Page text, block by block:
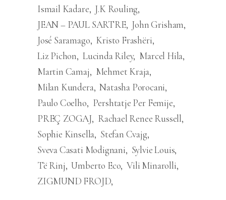
Ismail Kadare J.K Rouling
JEAN – PAUL SARTRE John Grisham
José Saramago Kristo Frashëri
Liz Pichon Lucinda Riley Marcel Hila
Martin Camaj
Mehmet Kraja
Milan Kundera Natasha Porocani
Paulo Coelho
Pershtatje Per Femije
PREÇ ZOGAJ
Rachael Renee Russell
Sophie Kinsella Stefan Cvajg
Sveva Casati Modignani
Sylvie Louis
Të Rinj Umberto Eco Vili Minarolli
ZIGMUND FROJD